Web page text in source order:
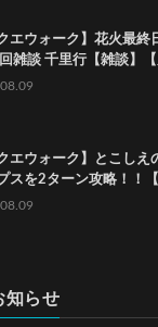
エウォーク】花火最
雑談 千里行【雑談】【
エウォーク】とこしえ
スを2ターン攻略！！
知らせ